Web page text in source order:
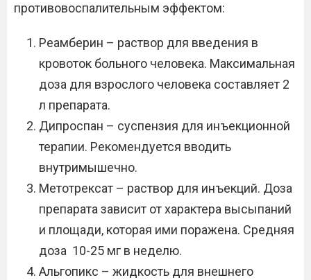
противовоспалительным эффектом:
Реамберин – раствор для введения в
кровоток больного человека. Максимальная
доза для взрослого человека составляет 2
л препарата.
Дипроспан – суспензия для инъекционной
терапии. Рекомендуется вводить
внутримышечно.
Метотрексат – раствор для инъекций. Доза
препарата зависит от характера высыпаний
и площади, которая ими поражена. Средняя
доза 10-25 мг в неделю.
Альгопикс – жидкость для внешнего